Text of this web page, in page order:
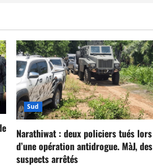
Sud
Narathiwat : deux policiers tués lors
d’une opération antidrogue. MàJ, des
suspects arrêtés